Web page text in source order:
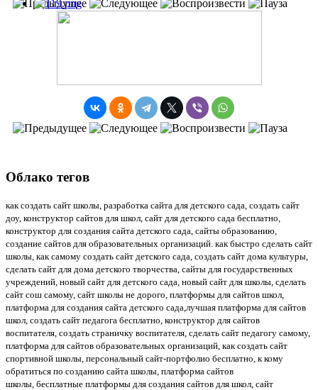
Облако тегов
как создать сайт школы, разработка сайта для детского сада, создать сайт
доу, конструктор сайтов для школ, сайт для детского сада бесплатно,
конструктор для создания сайта детского сада, сайты образованию,
создание сайтов для образовательных организаций. как быстро сделать сайт
школы, как самому создать сайт детского сада, создать сайт дома культуры,
сделать сайт для дома детского творчества, сайты для государственных
учреждений, новый сайт для детского сада, новый сайт для школы, сделать
сайт сош самому, сайт школы не дорого, платформы для сайтов школ,
платформа для создания сайта детского сада,лучшая платформа для сайтов
школ, создать сайт педагога бесплатно, конструктор для сайтов
воспитателя, создать страничку воспитателя, сделать сайт педагогу самому,
платформа для сайтов образовательных организаций, как создать сайт
спортивной школы, персональный сайт-портфолио бесплатно, к кому
обратиться по созданию сайта школы, платформа сайтов
школы, бесплатные платформы для создания сайтов для школ, сайт